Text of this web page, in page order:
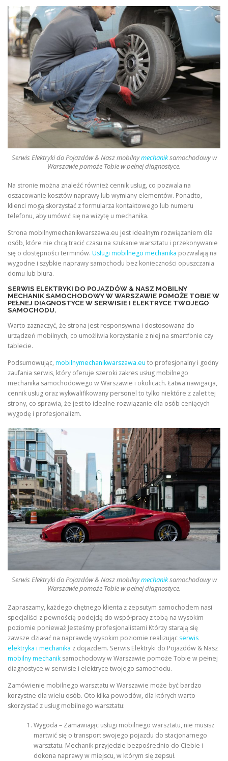
Serwis Elektryki do Pojazdów & Nasz mobilnymechaniksamochodowy w
Warszawie pomoże Tobie w pełnej diagnostyce.
Na stronie można znaleźć również cennik usług, co pozwala na
oszacowanie kosztów naprawy lub wymiany elementów. Ponadto,
klienci mogą skorzystać z formularza kontaktowego lub numeru
telefonu, aby umówić się na wizytę u mechanika.
Strona mobilnymechanikwarszawa.eu jest idealnym rozwiązaniem dla
osób, które nie chcą tracić czasu na szukanie warsztatu i przekonywanie
się o dostępności terminów. Usługi mobilnego mechanika pozwalają na
wygodne i szybkie naprawy samochodu bez konieczności opuszczania
domu lub biura.
SERWIS ELEKTRYKI DO POJAZDÓW & NASZ MOBILNY
MECHANIK SAMOCHODOWY W WARSZAWIE POMOŻE TOBIE W
PEŁNEJ DIAGNOSTYCE W SERWISIE I ELEKTRYCE TWOJEGO
SAMOCHODU.
Warto zaznaczyć, że strona jest responsywna i dostosowana do
urządzeń mobilnych, co umożliwia korzystanie z niej na smartfonie czy
tablecie.
Podsumowując, mobilnymechanikwarszawa.eu to profesjonalny i godny
zaufania serwis, który oferuje szeroki zakres usług mobilnego
mechanika samochodowego w Warszawie i okolicach. Łatwa nawigacja,
cennik usług oraz wykwalifikowany personel to tylko niektóre z zalet tej
strony, co sprawia, że jest to idealne rozwiązanie dla osób ceniących
wygodę i profesjonalizm.
Serwis Elektryki do Pojazdów & Nasz mobilnymechaniksamochodowy w
Warszawie pomoże Tobie w pełnej diagnostyce.
Zapraszamy, każdego chętnego klienta z zepsutym samochodem nasi
specjaliści z pewnością podejdą do współpracy z tobą na wysokim
poziomie ponieważ Jesteśmy profesjonalistami Którzy starają się
zawsze działać na naprawdę wysokim poziomie realizując serwis
elektryka i mechanika z dojazdem. Serwis Elektryki do Pojazdów & Nasz
mobilny mechanik samochodowy w Warszawie pomoże Tobie w pełnej
diagnostyce w serwisie i elektryce twojego samochodu.
Zamówienie mobilnego warsztatu w Warszawie może być bardzo
korzystne dla wielu osób. Oto kilka powodów, dla których warto
skorzystać z usług mobilnego warsztatu:
Wygoda – Zamawiając usługi mobilnego warsztatu, nie musisz
martwić się o transport swojego pojazdu do stacjonarnego
warsztatu. Mechanik przyjedzie bezpośrednio do Ciebie i
dokona naprawy w miejscu, w którym się zepsuł.